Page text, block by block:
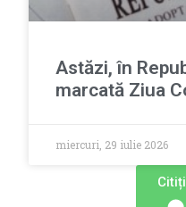
Astăzi, în
marcată Ziua
miercuri, 29 iulie 2026